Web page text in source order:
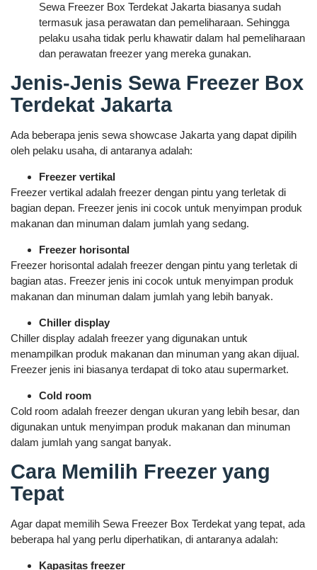
Sewa Freezer Box Terdekat Jakarta biasanya sudah
termasuk jasa perawatan dan pemeliharaan. Sehingga
pelaku usaha tidak perlu khawatir dalam hal pemeliharaan
dan perawatan freezer yang mereka gunakan.
Jenis-Jenis Sewa Freezer Box
Terdekat Jakarta
Ada beberapa jenis sewa showcase Jakarta yang dapat dipilih
oleh pelaku usaha, di antaranya adalah:
Freezer vertikal
Freezer vertikal adalah freezer dengan pintu yang terletak di
bagian depan. Freezer jenis ini cocok untuk menyimpan produk
makanan dan minuman dalam jumlah yang sedang.
Freezer horisontal
Freezer horisontal adalah freezer dengan pintu yang terletak di
bagian atas. Freezer jenis ini cocok untuk menyimpan produk
makanan dan minuman dalam jumlah yang lebih banyak.
Chiller display
Chiller display adalah freezer yang digunakan untuk
menampilkan produk makanan dan minuman yang akan dijual.
Freezer jenis ini biasanya terdapat di toko atau supermarket.
Cold room
Cold room adalah freezer dengan ukuran yang lebih besar, dan
digunakan untuk menyimpan produk makanan dan minuman
dalam jumlah yang sangat banyak.
Cara Memilih Freezer yang
Tepat
Agar dapat memilih Sewa Freezer Box Terdekat yang tepat, ada
beberapa hal yang perlu diperhatikan, di antaranya adalah:
Kapasitas freezer